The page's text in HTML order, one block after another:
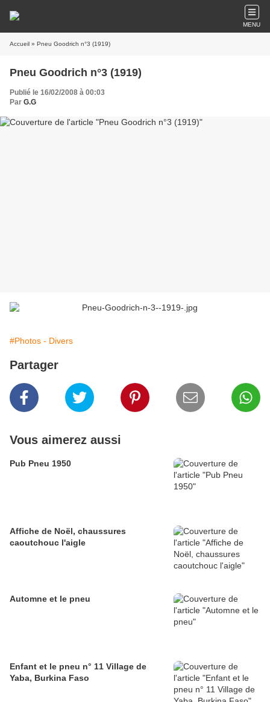
MENU
Accueil » Pneu Goodrich n°3 (1919)
Pneu Goodrich n°3 (1919)
Publié le 16/02/2008 à 00:03
Par G.G
#Photos - Divers
Partager
Vous aimerez aussi
Pub Pneu 1950
Affiche de Noël, chaussures
caoutchouc l'aigle
Automne et le pneu
Enfant et le pneu n° 11 Village de
Yaba, Burkina Faso